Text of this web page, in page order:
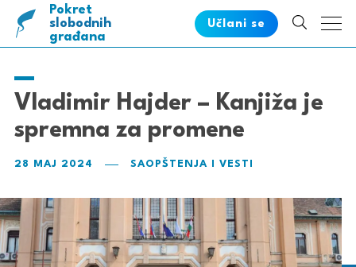
Pokret
pametnih
slobodnih
građana
Učlani se
Vladimir Hajder – Kanjiža je
spremna za promene
28 MAJ 2024 SAOPŠTENJA I VESTI